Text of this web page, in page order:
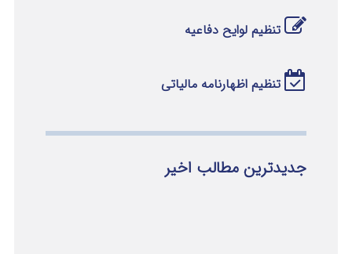
تنظیم لوایح دفاعیه
تنظیم اظهارنامه مالیاتی
جدیدترین مطالب اخیر